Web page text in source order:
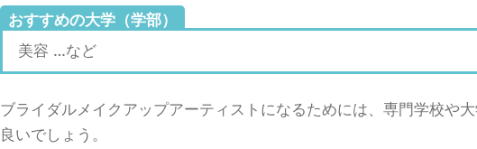
おすすめの大学（学部）
美容 …など
ブライダルメイクアップアーティストになるためには、専門学校や
良いでしょう。